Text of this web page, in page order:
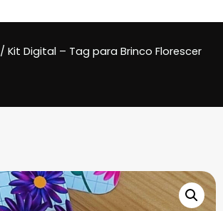
/ Kit Digital – Tag para Brinco Florescer